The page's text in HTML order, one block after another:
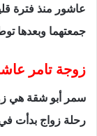
عاشور منذ فترة
جمعتهما وبعدها
زوجة تامر
سمر أبو شقة هي